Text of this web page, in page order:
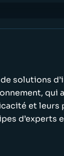
solutions
qui
et leurs
d’experts